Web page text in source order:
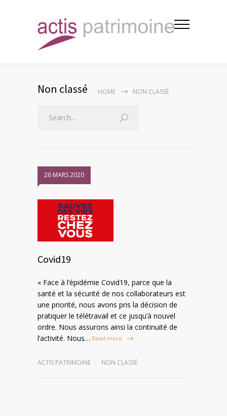
Non classé HOME NON CLASSÉ
26 MARS 2020
Covid19
« Face à l’épidémie Covid19, parce que la
santé et la sécurité de nos collaborateurs est
une priorité, nous avons pris la décision de
pratiquer le télétravail et ce jusqu’à nouvel
ordre. Nous assurons ainsi la continuité de
l’activité. Nous… Read more
ACTIS PATRIMOINE NON CLASSÉ